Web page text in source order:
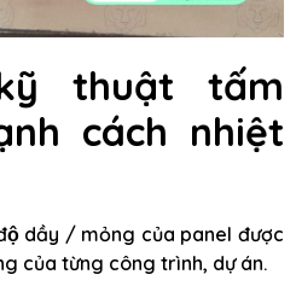
thuật tấm
cách nhiệt
dầy / mỏng của panel được
của từng công trình, dự án.